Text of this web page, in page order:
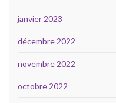
janvier 2023
décembre 2022
novembre 2022
octobre 2022